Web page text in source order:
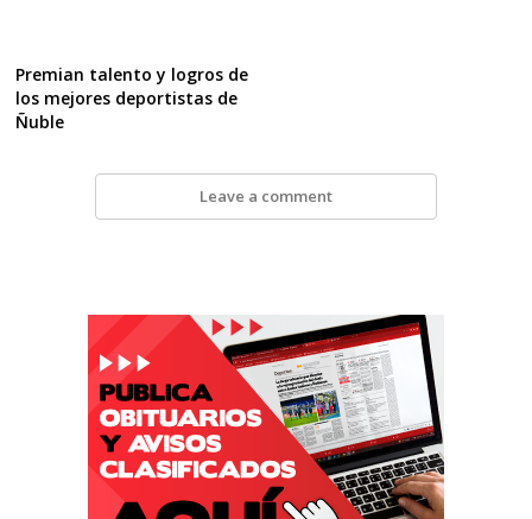
Premian talento y logros de
los mejores deportistas de
Ñuble
Leave a comment